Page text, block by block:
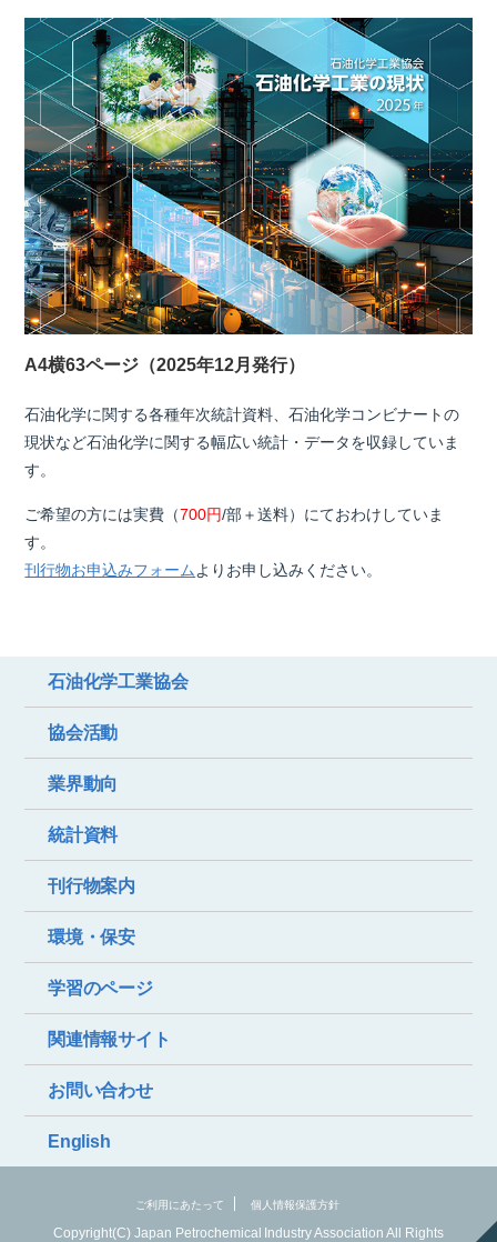
A4横63ページ（2025年12月発行）
石油化学に関する各種年次統計資料、石油化学コンビナートの
現状など石油化学に関する幅広い統計・データを収録していま
す。
ご希望の方には実費（700円/部＋送料）にておわけしていま
す。
刊行物お申込みフォーム よりお申し込みください。
石油化学工業協会
協会活動
業界動向
統計資料
刊行物案内
環境・保安
学習のページ
関連情報サイト
お問い合わせ
English
ご利用にあたって 個人情報保護方針
Copyright(C) Japan Petrochemical Industry Association All Rights